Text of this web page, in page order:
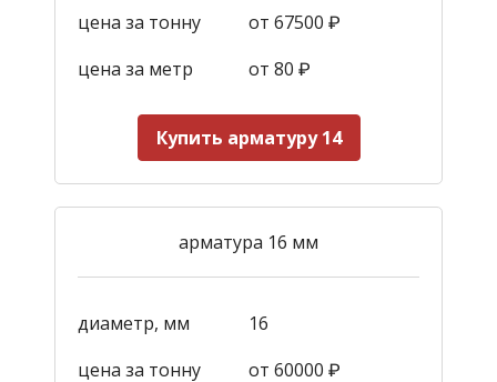
цена за тонну
от 67500 ₽
цена за метр
от 80 ₽
Купить арматуру 14
арматура 16 мм
диаметр, мм
16
цена за тонну
от 60000 ₽